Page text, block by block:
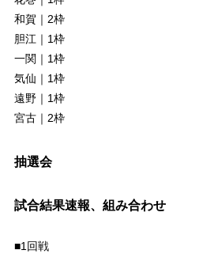
和賀｜2枠
胆江｜1枠
一関｜1枠
気仙｜1枠
遠野｜1枠
宮古｜2枠
抽選会
試合結果速報、組み合わせ
■1回戦